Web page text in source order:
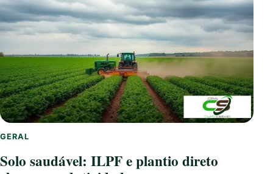
GERAL
Solo saudável: ILPF e plantio direto